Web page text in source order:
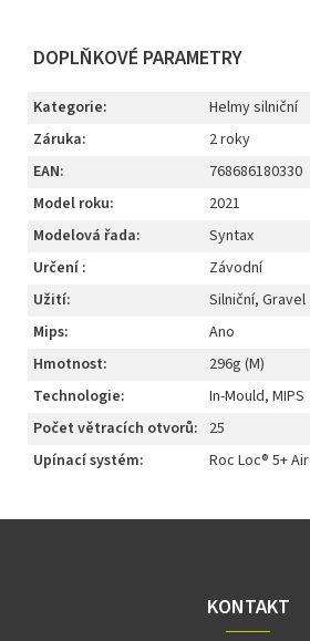
DOPLŇKOVÉ PARAMETRY
Kategorie:
Helmy silniční
Záruka:
2 roky
EAN:
768686180330
Model roku:
2021
Modelová řada:
Syntax
Určení :
Závodní
Užití:
Silniční, Gravel
Mips:
Ano
Hmotnost:
296g (M)
Technologie:
In-Mould, MIPS
Počet větracích otvorů: 25
Upínací systém: Roc Loc® 5+ Air
KONTAKT